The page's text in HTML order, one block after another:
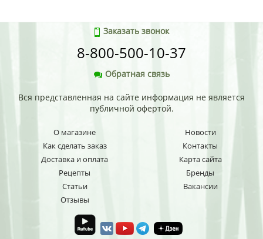
Заказать звонок
8-800-500-10-37
Обратная связь
Вся представленная на сайте информация не является
публичной офертой.
О магазине
Как сделать заказ
Доставка и оплата
Рецепты
Статьи
Отзывы
Новости
Контакты
Карта сайта
Бренды
Вакансии